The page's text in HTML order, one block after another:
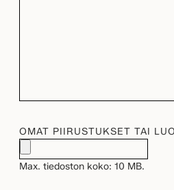
OMAT PIIRUSTUKSET TAI
Max. tiedoston koko: 10 MB.